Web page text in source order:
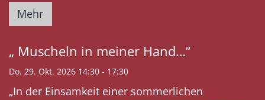
Mehr
„ Muscheln in meiner Hand…“
Do. 29. Okt. 2026 14:30 - 17:30
„In der Einsamkeit einer sommerlichen